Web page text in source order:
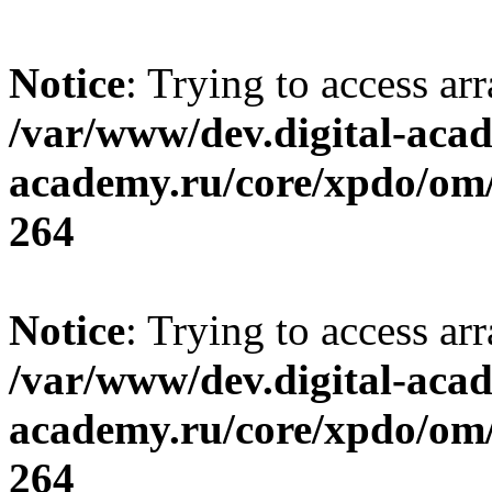
Notice: Trying to access
/var/www/dev.digital-
academy.ru/core/xpdo/
264
Notice: Trying to access
/var/www/dev.digital-
academy.ru/core/xpdo/
264